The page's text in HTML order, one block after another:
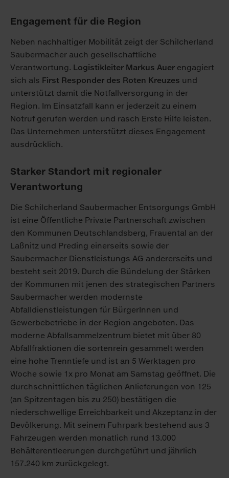
Engagement für die Region
Neben nachhaltiger Mobilität zeigt der Schilcherland
Saubermacher auch gesellschaftliche
Verantwortung. Logistikleiter Markus Auer engagiert
sich als First Responder des Roten Kreuzes und
unterstützt damit die Notfallversorgung in der
Region. Im Einsatzfall kann er jederzeit zu einem
Notruf gerufen werden und rasch Erste Hilfe leisten.
Das Unternehmen unterstützt dieses Engagement
ausdrücklich.
Starker Standort mit regionaler
Verantwortung
Die Schilcherland Saubermacher Entsorgungs GmbH
ist eine Öffentliche Private Partnerschaft zwischen
den Kommunen Deutschlandsberg, Frauental an der
Laßnitz und Preding einerseits sowie der
Saubermacher Dienstleistungs AG andererseits und
besteht seit 2019. Durch die Bündelung der Stärken
der Kommunen mit jenen des strategischen Partners
Saubermacher werden modernste
Abfalldienstleistungen für BürgerInnen und
Gewerbebetriebe in der Region angeboten. Das
moderne Abfallsammelzentrum bietet mit über 80
Abfallfraktionen die sortenrein gesammelt werden
eine hohe Trenntiefe und ist an 5 Werktagen pro
Woche sowie 1x pro Monat am Samstag geöffnet. Die
durchschnittlichen täglichen Anlieferungen von 125
(an Spitzentagen bis zu 250) bestätigen die
niederschwellige Erreichbarkeit und Akzeptanz in der
Bevölkerung. Mit seinem Fuhrpark bestehend aus 3
Fahrzeugen werden monatlich rund 13.000
Behälterentleerungen durchgeführt und jährlich
157.240 km zurückgelegt.